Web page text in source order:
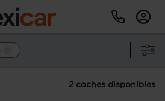
2 coches disponibles